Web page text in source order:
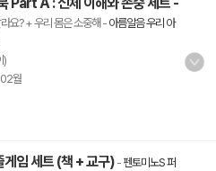
요? + 우리 몸은 소중해 - 아름알음 우리 아
)
월
게임 세트 (책 + 교구)- 펜토미노S 퍼